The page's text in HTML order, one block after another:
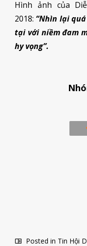
Hình ảnh của
2018: “Nhìn lại
tại với niềm đam
hy vọng”.
Posted in Tin Hội